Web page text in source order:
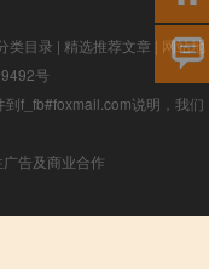
类目录 | 精选推荐文章 | 网站地
号
f_fb#foxmail.com说明，我们
告及商业合作